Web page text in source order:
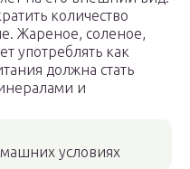
количество
Жареное, соленое,
употреблять как
должна стать
и
условиях